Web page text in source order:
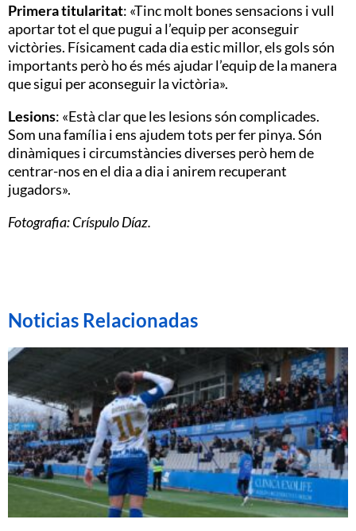
Primera titularitat: «Tinc molt bones sensacions i vull
aportar tot el que pugui a l’equip per aconseguir
victòries. Físicament cada dia estic millor, els gols són
importants però ho és més ajudar l’equip de la manera
que sigui per aconseguir la victòria».
Lesions: «Està clar que les lesions són complicades.
Som una família i ens ajudem tots per fer pinya. Són
dinàmiques i circumstàncies diverses però hem de
centrar-nos en el dia a dia i anirem recuperant
jugadors».
Fotografia: Críspulo Díaz.
Noticias Relacionadas